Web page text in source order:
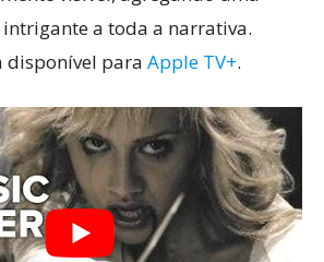
a toda a narrativa.
disponível para Apple TV+.